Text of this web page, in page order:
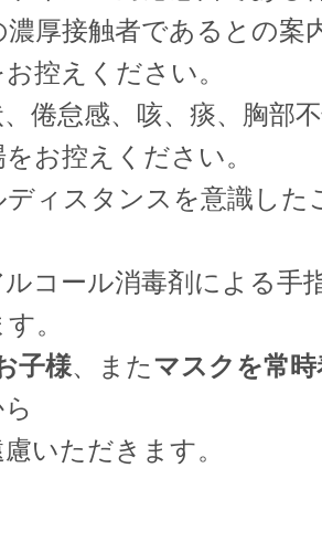
厚接触者であるとの案
控えください。
、倦怠感、咳、痰、胸部
お控えください。
ディスタンスを意識した
ルコール消毒剤による手
。
子様、またマスクを常
いただきます。